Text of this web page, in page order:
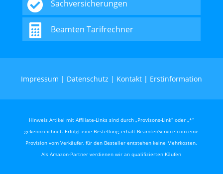
 Sachversicherungen
 Beamten Tarifrechner
Impressum | Datenschutz | Kontakt | Erstinformation
Hinweis Artikel mit Affiliate-Links sind durch „Provisons-Link“ oder „*“
gekennzeichnet. Erfolgt eine Bestellung, erhält BeamtenService.com eine
Provision vom Verkäufer, für den Besteller entstehen keine Mehrkosten.
Als Amazon-Partner verdienen wir an qualifizierten Käufen